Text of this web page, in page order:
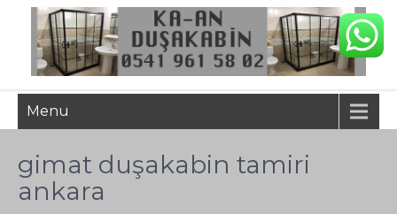
Menu
gimat duşakabin tamiri
ankara